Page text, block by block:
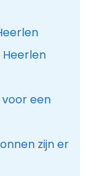
een
zijn er